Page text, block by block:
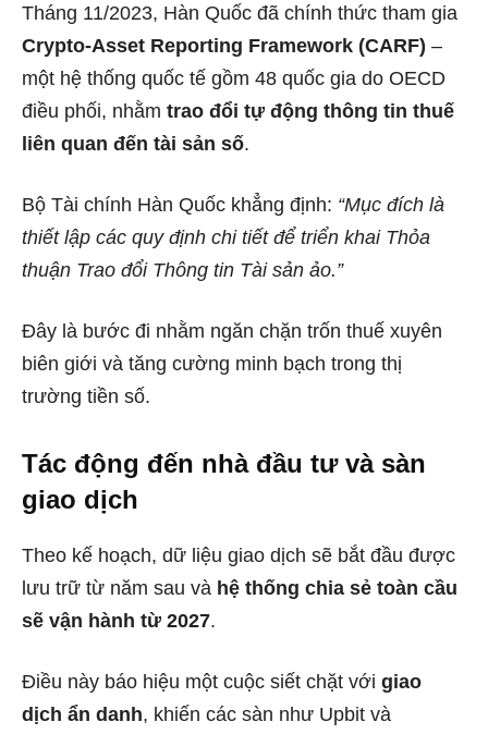
Tháng 11/2023, Hàn Quốc đã chính thức tham gia
Crypto-Asset Reporting Framework (CARF) –
một hệ thống quốc tế gồm 48 quốc gia do OECD
điều phối, nhằm trao đổi tự động thông tin thuế
liên quan đến tài sản số.
Bộ Tài chính Hàn Quốc khẳng định: “Mục đích là
thiết lập các quy định chi tiết để triển khai Thỏa
thuận Trao đổi Thông tin Tài sản ảo.”
Đây là bước đi nhằm ngăn chặn trốn thuế xuyên
biên giới và tăng cường minh bạch trong thị
trường tiền số.
Tác động đến nhà đầu tư và sàn
giao dịch
Theo kế hoạch, dữ liệu giao dịch sẽ bắt đầu được
lưu trữ từ năm sau và hệ thống chia sẻ toàn cầu
sẽ vận hành từ 2027.
Điều này báo hiệu một cuộc siết chặt với giao
dịch ẩn danh, khiến các sàn như Upbit và